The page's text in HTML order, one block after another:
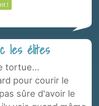
!
les élites
tortue...
pour courir le
sûre d'avoir le